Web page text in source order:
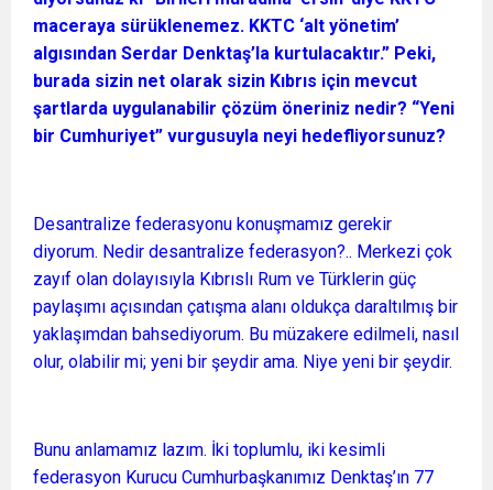
maceraya sürüklenemez. KKTC ‘alt yönetim’
algısından Serdar Denktaş’la kurtulacaktır.” Peki,
burada sizin net olarak sizin Kıbrıs için mevcut
şartlarda uygulanabilir çözüm öneriniz nedir? “Yeni
bir Cumhuriyet” vurgusuyla neyi hedefliyorsunuz?
Desantralize federasyonu konuşmamız gerekir
diyorum. Nedir desantralize federasyon?.. Merkezi çok
zayıf olan dolayısıyla Kıbrıslı Rum ve Türklerin güç
paylaşımı açısından çatışma alanı oldukça daraltılmış bir
yaklaşımdan bahsediyorum. Bu müzakere edilmeli, nasıl
olur, olabilir mi; yeni bir şeydir ama. Niye yeni bir şeydir.
Bunu anlamamız lazım. İki toplumlu, iki kesimli
federasyon Kurucu Cumhurbaşkanımız Denktaş’ın 77